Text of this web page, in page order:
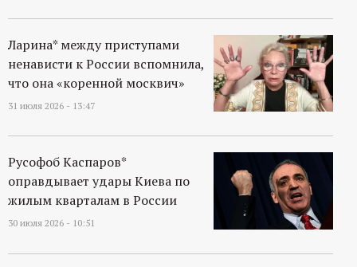
Ларина* между приступами
ненависти к России вспомнила,
что она «коренной москвич»
31 июля 2026 - 13:47
Русофоб Каспаров*
оправдывает удары Киева по
жилым кварталам в России
30 июля 2026 - 10:51